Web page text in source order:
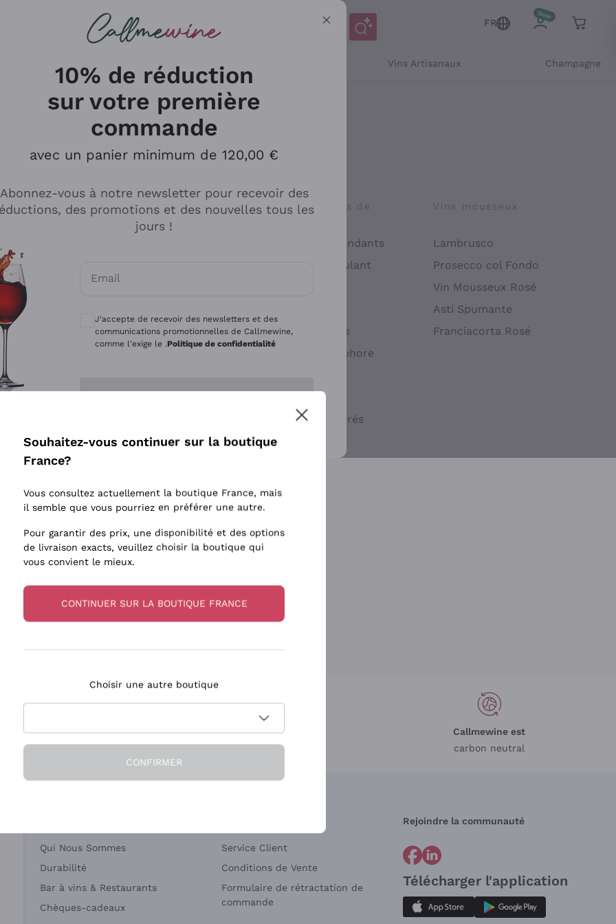
FR
Vins Artisanaux Champagne
Explorer le catalogue
Producteurs
Mascarello Bartolo
Rinaldi Giuseppe
Tenuta San Leonardo
Alessandra Divella
Sedilesu
Ceretto
Les philosophies de
Vignerons Indépendants
Recoltant Manipulant
Levures indigènes
Vins Faits en Amphore
Vins Biologiques
Vins blancs macérés
Vins mousseux
Lambrusco
Prosecco col Fondo
Vin Mousseux Rosé
Asti Spumante
Franciacorta Rosé
en 2-4 jours
en France
Paiement
en 3 fois
Callmewine est
carbon neutral
Qui Nous Sommes
Durabilité
Bar à vins & Restaurants
Chèques-cadeaux
Service Client
Conditions de Vente
Formulaire de rétractation de
commande
Rejoindre la communauté
Télécharger l'application
10% de réduction
sur votre première
commande
avec un panier minimum de 120,00 €
Abonnez-vous à notre newsletter pour recevoir des
des promotions et des nouvelles tous les
jours !
Email
Consentements optionnels pour recevoir des communications et des offres personnalisées
J'accepte de recevoir des newsletters et des
communications promotionnelles de Callmewine,
comme l'exige le .Politique de confidentialité
Enregistre-moi
plus d'informations, veuillez lire notrePolitique de confidentialité
Souhaitez-vous continuer sur la boutique
France?
Vous consultez actuellement la boutique France, mais
il semble que vous pourriez en préférer une autre.
Pour garantir des prix, une disponibilité et des options
de livraison exacts, veuillez choisir la boutique qui
vous convient le mieux.
CONTINUER SUR LA BOUTIQUE FRANCE
Choisir une autre boutique
CONFIRMER